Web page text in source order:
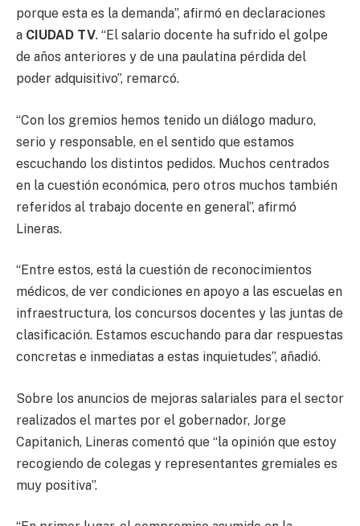
porque esta es la demanda”, afirmó en declaraciones
a CIUDAD TV. “El salario docente ha sufrido el golpe
de años anteriores y de una paulatina pérdida del
poder adquisitivo”, remarcó.
“Con los gremios hemos tenido un diálogo maduro,
serio y responsable, en el sentido que estamos
escuchando los distintos pedidos. Muchos centrados
en la cuestión económica, pero otros muchos también
referidos al trabajo docente en general”, afirmó
Lineras.
“Entre estos, está la cuestión de reconocimientos
médicos, de ver condiciones en apoyo a las escuelas en
infraestructura, los concursos docentes y las juntas de
clasificación. Estamos escuchando para dar respuestas
concretas e inmediatas a estas inquietudes”, añadió.
Sobre los anuncios de mejoras salariales para el sector
realizados el martes por el gobernador, Jorge
Capitanich, Lineras comentó que “la opinión que estoy
recogiendo de colegas y representantes gremiales es
muy positiva”.